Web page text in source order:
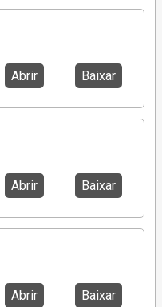
Abrir Baixar
Abrir Baixar
Abrir Baixar